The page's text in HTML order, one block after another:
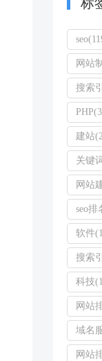
网站
搜索
建站
关键
网站
seo排
软件
搜索
科技
网站
域名
网站